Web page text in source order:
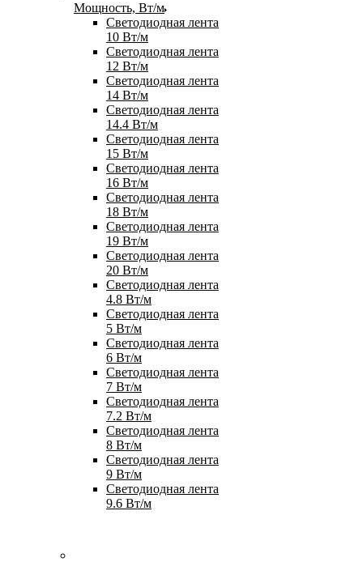
Мощность, Вт/м
Светодиодная лента
10 Вт/м
Светодиодная лента
12 Вт/м
Светодиодная лента
14 Вт/м
Светодиодная лента
14.4 Вт/м
Светодиодная лента
15 Вт/м
Светодиодная лента
16 Вт/м
Светодиодная лента
18 Вт/м
Светодиодная лента
19 Вт/м
Светодиодная лента
20 Вт/м
Светодиодная лента
4.8 Вт/м
Светодиодная лента
5 Вт/м
Светодиодная лента
6 Вт/м
Светодиодная лента
7 Вт/м
Светодиодная лента
7.2 Вт/м
Светодиодная лента
8 Вт/м
Светодиодная лента
9 Вт/м
Светодиодная лента
9.6 Вт/м